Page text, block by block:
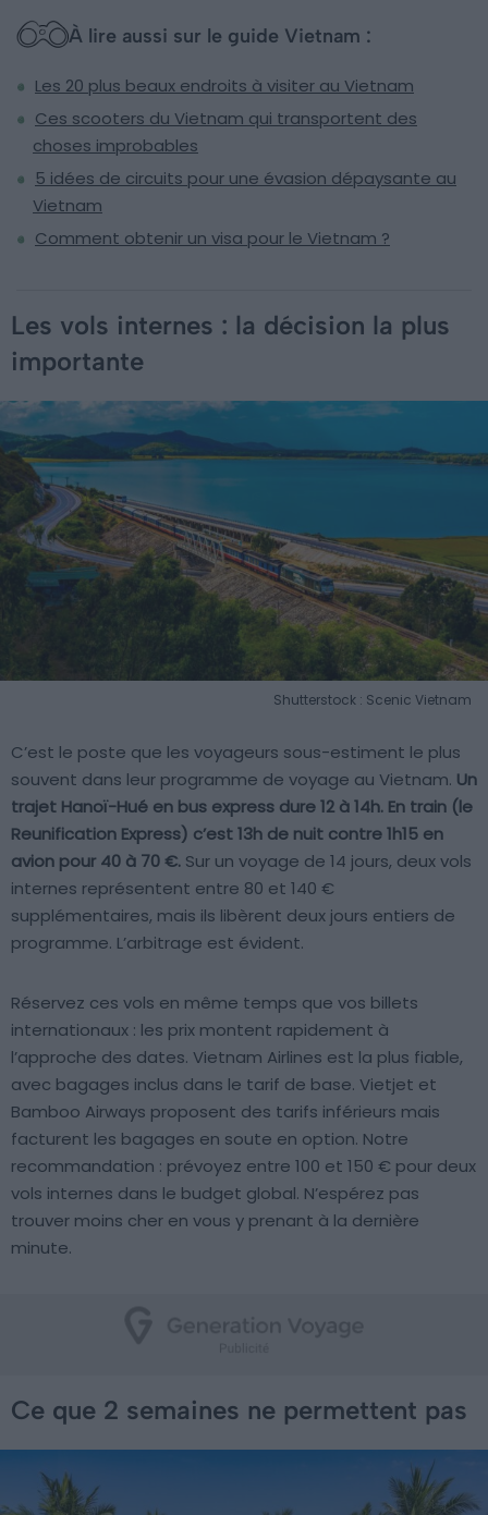
À lire aussi sur le guide Vietnam :
Les 20 plus beaux endroits à visiter au Vietnam
Ces scooters du Vietnam qui transportent des
choses improbables
5 idées de circuits pour une évasion dépaysante au
Vietnam
Comment obtenir un visa pour le Vietnam ?
Les vols internes : la décision la plus
importante
Shutterstock : Scenic Vietnam
C’est le poste que les voyageurs sous-estiment le plus
souvent dans leur programme de voyage au Vietnam. Un
trajet Hanoï-Hué en bus express dure 12 à 14h. En train (le
Reunification Express) c’est 13h de nuit contre 1h15 en
avion pour 40 à 70 €. Sur un voyage de 14 jours, deux vols
internes représentent entre 80 et 140 €
supplémentaires, mais ils libèrent deux jours entiers de
programme. L’arbitrage est évident.
Réservez ces vols en même temps que vos billets
internationaux : les prix montent rapidement à
l’approche des dates. Vietnam Airlines est la plus fiable,
avec bagages inclus dans le tarif de base. Vietjet et
Bamboo Airways proposent des tarifs inférieurs mais
facturent les bagages en soute en option. Notre
recommandation : prévoyez entre 100 et 150 € pour deux
vols internes dans le budget global. N’espérez pas
trouver moins cher en vous y prenant à la dernière
minute.
Ce que 2 semaines ne permettent pas